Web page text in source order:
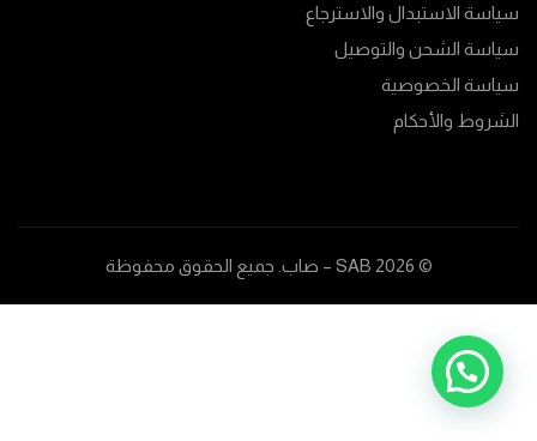
سياسة الاستبدال والاسترجاع
سياسة الشحن والتوصيل
سياسة الخصوصية
الشروط والأحكام
© 2026 SAB – صاب . جميع الحقوق محفوظة